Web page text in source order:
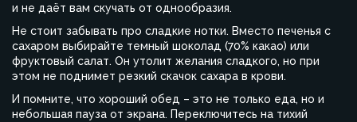
и не даёт вам скучать от однообразия.
Не стоит забывать про сладкие нотки. Вместо печенья с
сахаром выбирайте темный шоколад (70% какао) или
фруктовый салат. Он утолит желания сладкого, но при
этом не поднимет резкий скачок сахара в крови.
И помните, что хороший обед – это не только еда, но и
небольшая пауза от экрана. Переключитесь на тихий